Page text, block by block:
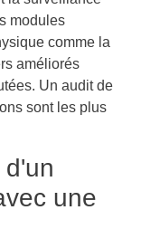
modules
comme la
améliorés
Un audit de
sont les plus
une